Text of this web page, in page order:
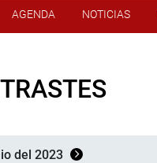
AGENDA NOTICIAS
del 2023